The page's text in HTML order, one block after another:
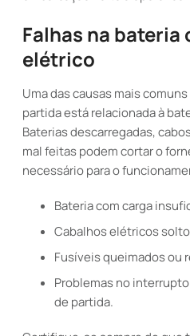
Falhas na bateria
elétrico
Uma das causas mais
partida está relacionada à
Baterias descarregadas,
mal feitas podem cortar o
necessário para o
Bateria com carga
Cabalhos elétricos
Fusíveis queimados ou
Problemas no
de partida.